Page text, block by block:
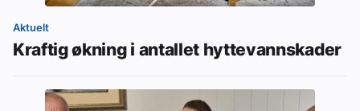
Aktuelt
Kraftig økning i antallet hyttevannskader